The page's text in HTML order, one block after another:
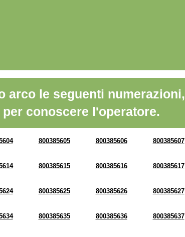
arco le seguenti numerazioni,
conoscere l'operatore.
800385605 800385606 800385607
800385615 800385616 800385617
800385625 800385626 800385627
800385635 800385636 800385637